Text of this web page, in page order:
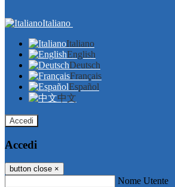
Italiano
Italiano
English
Deutsch
Français
Español
中文
Accedi
Accedi
button close ×
Nome Utente